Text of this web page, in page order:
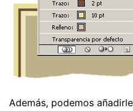
Además, podemos